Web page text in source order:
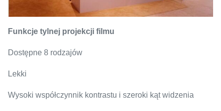
Funkcje tylnej projekcji filmu
Dostępne 8 rodzajów
Lekki
Wysoki współczynnik kontrastu i szeroki kąt widzenia